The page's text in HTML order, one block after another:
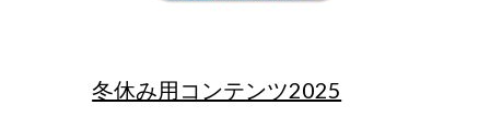
冬休み用コンテンツ2025